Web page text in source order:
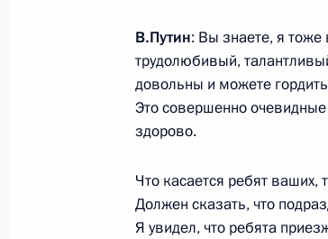
Рабочая встреча с
7 мая 2025 года, 18:00
7 мая 2025 года, 17:05
В.Путин: Вы знаете, я
трудолюбивый,
довольны и можете
Это совершенно
здорово.
Что касается ребят
Должен сказать, что
Я увидел, что ребята